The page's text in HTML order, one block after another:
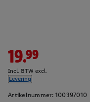
19.99
Incl. BTW excl.
Levering
Artikelnummer: 100397010